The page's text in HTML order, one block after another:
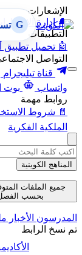
الإشعارات
🔔 إدارة
التطبيقات
🤖 تحميل تطبيق
التواصل
قناة تيليجرام
واتساب
بوت
روابط مهمة
📄 شروط
الملكية الفكرية
G
المناهج الكويتية
جميع الملفات
بحسب الفصل
المدرسون الأخبار
تم نسخ الرابط